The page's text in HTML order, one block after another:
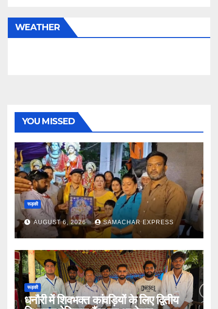
WEATHER
YOU MISSED
रूड़की
AUGUST 6, 2026 SAMACHAR EXPRESS
रूड़की
धनौरी में शिवभक्त कांवड़ियों के लिए द्वितीय